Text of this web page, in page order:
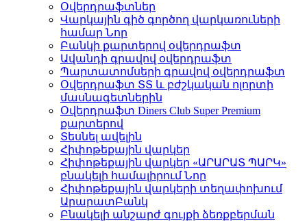
Օվերդրաֆտներ
Վարկային գիծ գործող վարկառուների
համար Նոր
Բանկի քարտերով օվերդրաֆտ
Ավանդի գրավով օվերդրաֆտ
Պարտատոմսերի գրավով օվերդրաֆտ
Օվերդրաֆտ ՏՏ և բժշկական ոլորտի
մասնագետներին
Օվերդրաֆտ Diners Club Super Premium
քարտերով
Տեսնել ավելին
Հիփոթեքային վարկեր
Հիփոթեքային վարկեր «ԱՐԱՐԱՏ ՊԱՐԿ»
բնակելի համալիրումՆոր
Հիփոթեքային վարկերի տեղափոխում
ԱրարատԲանկ
Բնակելի անշարժ գույքի ձեռքբերման